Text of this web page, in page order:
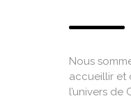
Nous
accueillir et
l’univers de